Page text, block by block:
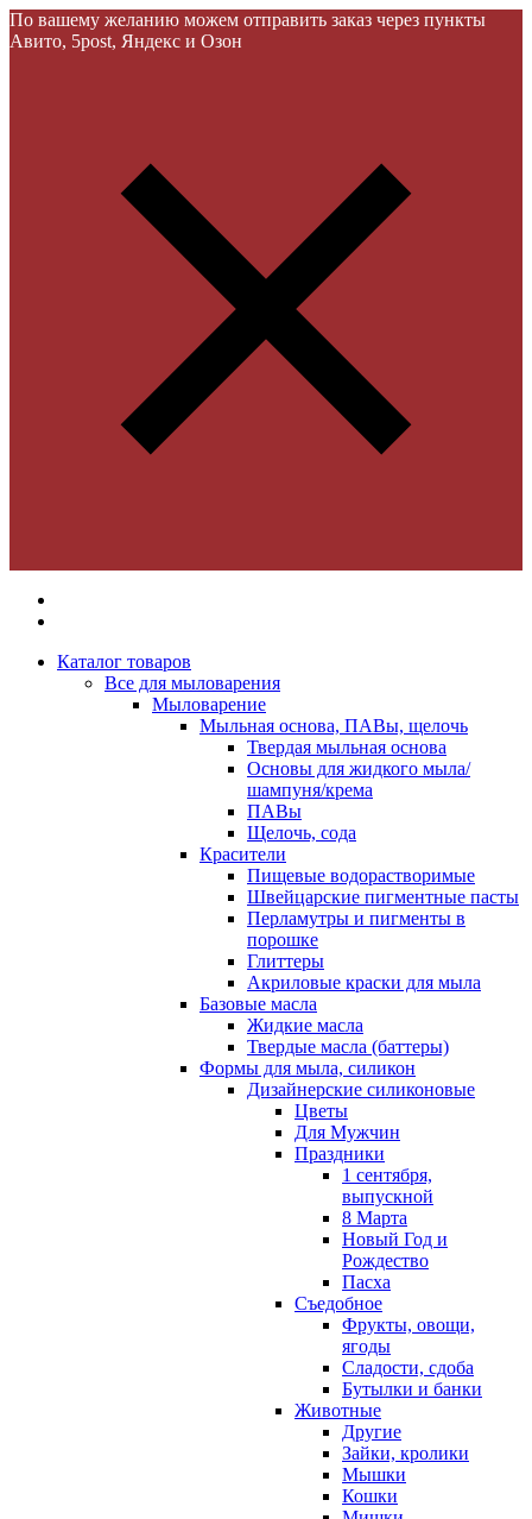
По вашему желанию можем отправить заказ через пункты
Авито, 5post, Яндекс и Озон
Каталог товаров
Все для мыловарения
Мыловарение
Мыльная основа, ПАВы, щелочь
Твердая мыльная основа
Основы для жидкого мыла/
шампуня/крема
ПАВы
Щелочь, сода
Красители
Пищевые водорастворимые
Швейцарские пигментные пасты
Перламутры и пигменты в
порошке
Глиттеры
Акриловые краски для мыла
Базовые масла
Жидкие масла
Твердые масла (баттеры)
Формы для мыла, силикон
Дизайнерские силиконовые
Цветы
Для Мужчин
Праздники
1 сентября,
выпускной
8 Марта
Новый Год и
Рождество
Пасха
Съедобное
Фрукты, овощи,
ягоды
Сладости, сдоба
Бутылки и банки
Животные
Другие
Зайки, кролики
Мышки
Кошки